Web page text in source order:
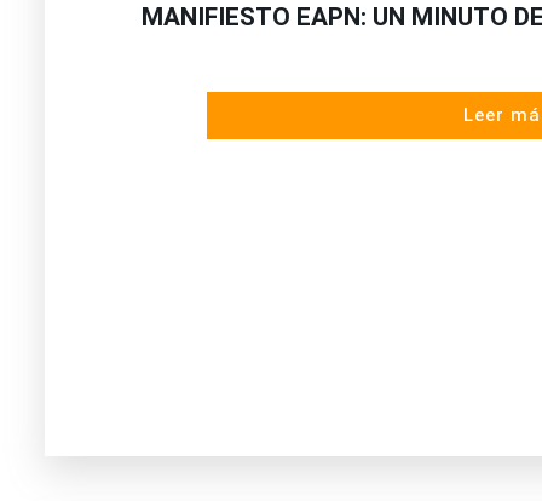
MANIFIESTO EAPN: UN MINUTO
Leer